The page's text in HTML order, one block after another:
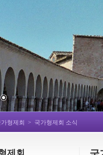
가형제회 > 국가형제회 소식
제회